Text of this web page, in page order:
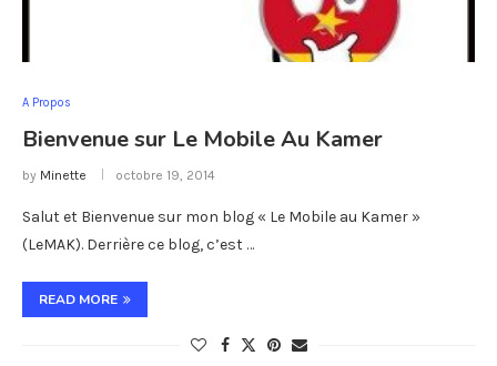
A Propos
Bienvenue sur Le Mobile Au Kamer
by Minette octobre 19, 2014
Salut et Bienvenue sur mon blog « Le Mobile au Kamer »
(LeMAK). Derrière ce blog, c’est …
READ MORE